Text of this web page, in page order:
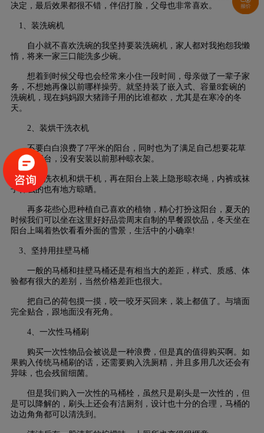
决定，最后效果都很不错，伴侣打脸，父母也非常喜欢。
1、装洗碗机
自小就不喜欢洗碗的我坚持要装洗碗机，家人都对我抱怨我懒
惰，将来一家三口能洗多少碗。
想着到时候父母也会经常来小住一段时间，母亲做了一辈子家
务，不想她再像以前哪样操劳。就坚持装了嵌入式、容量8套碗的
洗碗机，现在妈妈跟大猪蹄子用的比谁都欢，尤其是在寒冷的冬
天。
2、装烘干洗衣机
不要白白浪费了7平米的阳台，同时也为了满足自己想要花草
盛开的阳台，没有安装以前那种晾衣架。
买了洗衣机和烘干机，再在阳台上装上隐形晾衣绳，内裤或袜
子什么的也有地方晾晒。
再多花些心思种植自己喜欢的植物，精心打扮这阳台，夏天的
时候我们可以坐在这里好好品尝周末自制的早餐跟饮品，冬天坐在
阳台上喝着热饮看看外面的雪景，生活中的小确幸!
3、坚持用挂壁马桶
一般的马桶和挂壁马桶还是有相当大的差距，样式、质感、体
验都有很大的差别，当然价格差距也很大。
把自己的荷包摸一摸，咬一咬牙买回来，装上都值了。与墙面
完全贴合，跟地面没有死角。
4、一次性马桶刷
购买一次性物品会被说是一种浪费，但是真的值得购买啊。如
果购入传统马桶刷的话，还需要购入洗厕精，并且多用几次还会有
异味，也会残留细菌。
但是我们购入一次性的马桶栓，虽然只是刷头是一次性的，但
是可以降解的，刷头上还会有洁厕剂，设计也十分的合理，马桶的
边边角角都可以清洗到。